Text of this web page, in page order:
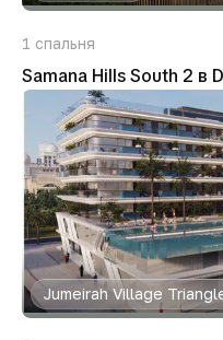
1 спальня
Samana Hills South 2 в
Jumeirah Village